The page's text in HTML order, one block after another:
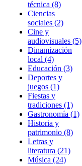
técnica (8)
Ciencias
sociales (2)
Cine y
audiovisuales (5)
Dinamización
local (4)
Educación (3)
Deportes y
juegos (1)
Fiestas y
tradiciones (1)
Gastronomía (1)
Historia y
patrimonio (8)
Letras y
literatura (21)
Música (24)